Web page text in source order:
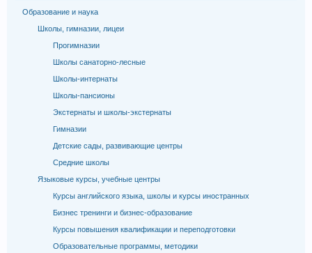
Образование и наука
Школы, гимназии, лицеи
Прогимназии
Школы санаторно-лесные
Школы-интернаты
Школы-пансионы
Экстернаты и школы-экстернаты
Гимназии
Детские сады, развивающие центры
Средние школы
Языковые курсы, учебные центры
Курсы английского языка, школы и курсы иностранных
Бизнес тренинги и бизнес-образование
Курсы повышения квалификации и переподготовки
Образовательные программы, методики